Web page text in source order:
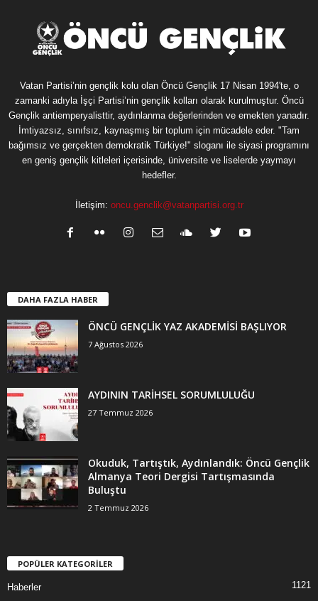
Vatan Partisi’nin gençlik kolu olan Öncü Gençlik 17 Nisan 1994'te, o
zamanki adıyla İşçi Partisi’nin gençlik kolları olarak kurulmuştur. Öncü
Gençlik antiemperyalisttir, aydınlanma değerlerinden ve emekten yanadır.
İmtiyazsız, sınıfsız, kaynaşmış bir toplum için mücadele eder. "Tam
bağımsız ve gerçekten demokratik Türkiye!" sloganı ile siyasi programını
en geniş gençlik kitleleri içerisinde, üniversite ve liselerde yaymayı
hedefler.
İletişim: oncu.genclik@vatanpartisi.org.tr
DAHA FAZLA HABER
ÖNCÜ GENÇLİK YAZ AKADEMİSİ BAŞLIYOR
7 Ağustos 2026
AYDININ TARİHSEL SORUMLULUĞU
27 Temmuz 2026
Okuduk, Tartıştık, Aydınlandık: Öncü Gençlik
Almanya Teori Dergisi Tartışmasında
Buluştu
2 Temmuz 2026
POPÜLER KATEGORİLER
Haberler 1121